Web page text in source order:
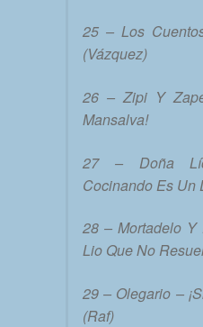
25 – Los
(Vázquez)
26 – Zipi Y
Mansalva!
27 – Doña
Cocinando Es Un
28 – Mortadelo
Lio Que No
29 – Olegario –
(Raf)